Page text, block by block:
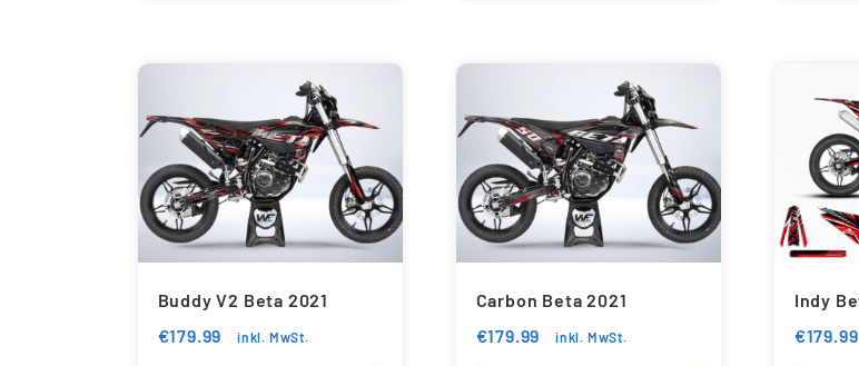
Buddy V2 Beta 2021
€179.99 inkl. MwSt.
Carbon Beta 2021
€179.99 inkl. MwSt.
Indy
€179.99